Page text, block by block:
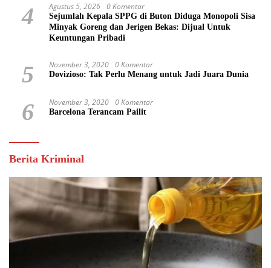
4 Agustus 5, 2026 0 Komentar
Sejumlah Kepala SPPG di Buton Diduga Monopoli Sisa
Minyak Goreng dan Jerigen Bekas: Dijual Untuk
Keuntungan Pribadi
5 November 3, 2020 0 Komentar
Dovizioso: Tak Perlu Menang untuk Jadi Juara Dunia
6 November 3, 2020 0 Komentar
Barcelona Terancam Pailit
Berita Kriminal